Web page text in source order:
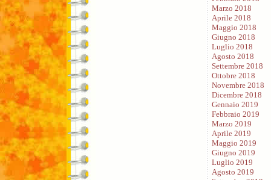
Marzo 2018
Aprile 2018
Maggio 2018
Giugno 2018
Luglio 2018
Agosto 2018
Settembre 2018
Ottobre 2018
Novembre 2018
Dicembre 2018
Gennaio 2019
Febbraio 2019
Marzo 2019
Aprile 2019
Maggio 2019
Giugno 2019
Luglio 2019
Agosto 2019